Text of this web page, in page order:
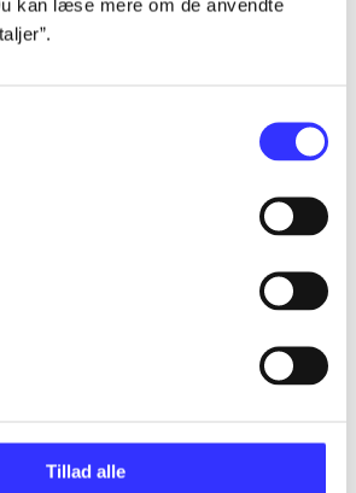
kan læse mere om de anvendte
Tillad alle
fordelt på udgivelser